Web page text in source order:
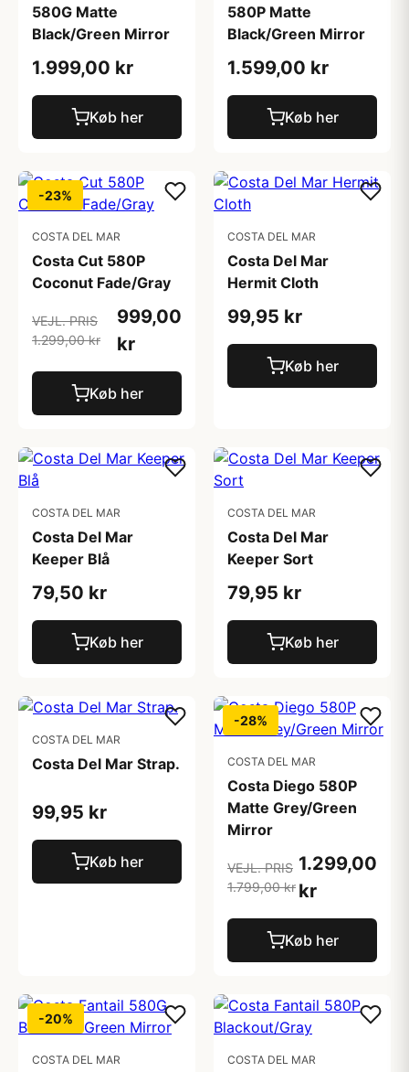
580G Matte
Black/Green Mirror
1.999,00 kr
Køb her
580P Matte
Black/Green Mirror
1.599,00 kr
Køb her
-23%
COSTA DEL MAR
Costa Cut 580P
Coconut Fade/Gray
VEJL. PRIS
1.299,00 kr
999,00
kr
Køb her
COSTA DEL MAR
Costa Del Mar
Hermit Cloth
99,95 kr
Køb her
COSTA DEL MAR
Costa Del Mar
Keeper Blå
79,50 kr
Køb her
COSTA DEL MAR
Costa Del Mar
Keeper Sort
79,95 kr
Køb her
COSTA DEL MAR
Costa Del Mar Strap.
99,95 kr
Køb her
-28%
COSTA DEL MAR
Costa Diego 580P
Matte Grey/Green
Mirror
VEJL. PRIS
1.799,00 kr
1.299,00
kr
Køb her
-20%
COSTA DEL MAR COSTA DEL MAR